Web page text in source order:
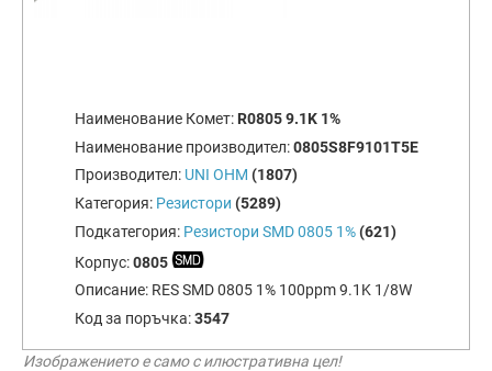
Наименование Комет: R0805 9.1K 1%
Наименование производител:0805S8F9101T5E
Производител: UNI OHM (1807)
Категория: Резистори (5289)
Подкатегория: Резистори SMD 0805 1% (621)
Корпус:0805
Описание: RES SMD 0805 1% 100ppm 9.1K 1/8W
Код за поръчка:3547
Изображението е само с илюстративна цел!